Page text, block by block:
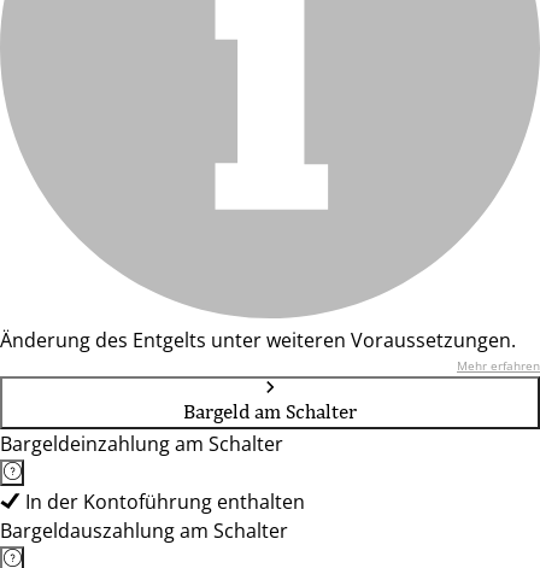
Änderung des Entgelts unter weiteren Voraussetzungen.
Mehr erfahren
Bargeld am Schalter
Bargeldeinzahlung am Schalter
In der Kontoführung enthalten
Bargeldauszahlung am Schalter